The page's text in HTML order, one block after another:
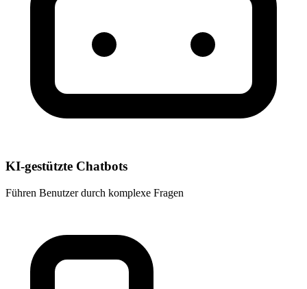
KI-gestützte Chatbots
Führen Benutzer durch komplexe Fragen